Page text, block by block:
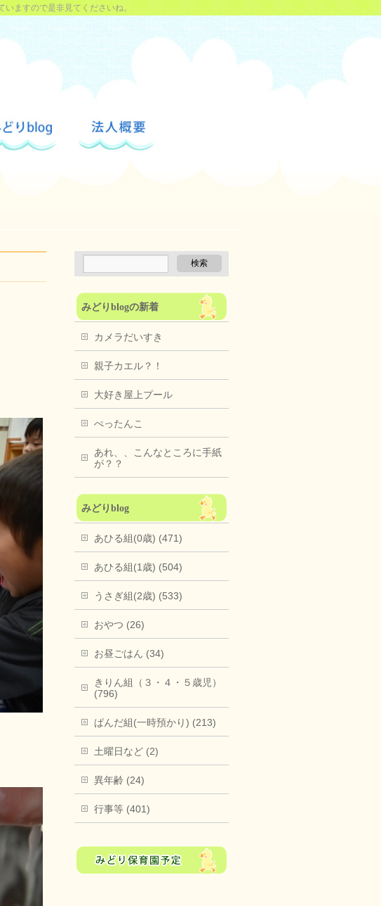
ますので是非見てくださいね。
みどりblogの新着
カメラだいすき
親子カエル？！
大好き屋上プール
ぺったんこ
あれ、、こんなところに手紙
が？？
みどりblog
あひる組(0歳) (471)
あひる組(1歳) (504)
うさぎ組(2歳) (533)
おやつ (26)
お昼ごはん (34)
きりん組（３・４・５歳児）
(796)
ぱんだ組(一時預かり) (213)
土曜日など (2)
異年齢 (24)
行事等 (401)